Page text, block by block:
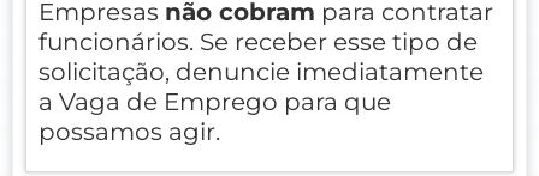
Empresas não cobram para contratar
funcionários. Se receber esse tipo de
solicitação, denuncie imediatamente
a Vaga de Emprego para que
possamos agir.